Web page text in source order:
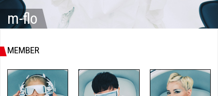
m-flo
MEMBER